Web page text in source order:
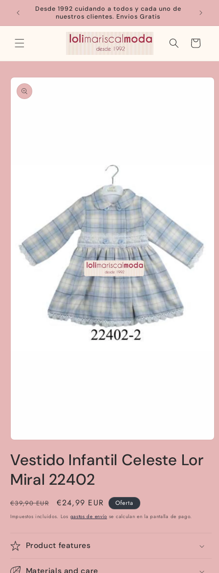
directamenteDesde 1992 cuidando a todos y cada uno de
nuestros clientes. Envios Gratis
Carrito
directamente
a la
información
multimedia
1
en
una
ventana
Vestido Infantil Celeste Lor
Miral 22402
Precio
habitual
€39,90 EUR
Precio
de
€24,99 EUR Oferta
Impuestos incluidos. Los gastos de envío se calculan en la pantalla de pago.
Product features
Materials and care